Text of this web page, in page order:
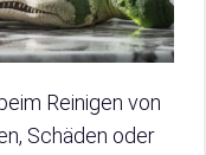
Reinigen von
Schäden oder